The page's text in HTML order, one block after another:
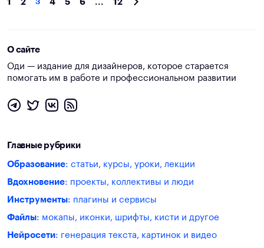
1 2 4 5 6 ... 12
О сайте
Оди — издание для дизайнеров, которое старается
помогать им в работе и профессиональном развитии
Главные рубрики
Образование: статьи, курсы, уроки, лекции
Вдохновение: проекты, коллективы и люди
Инструменты: плагины и сервисы
Файлы: мокапы, иконки, шрифты, кисти и другое
Нейросети: генерация текста, картинок и видео